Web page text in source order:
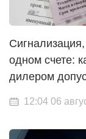
одном счете:
дилером
12:04 06